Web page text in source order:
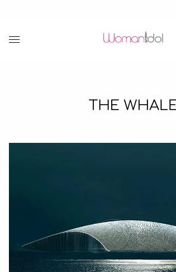
THE